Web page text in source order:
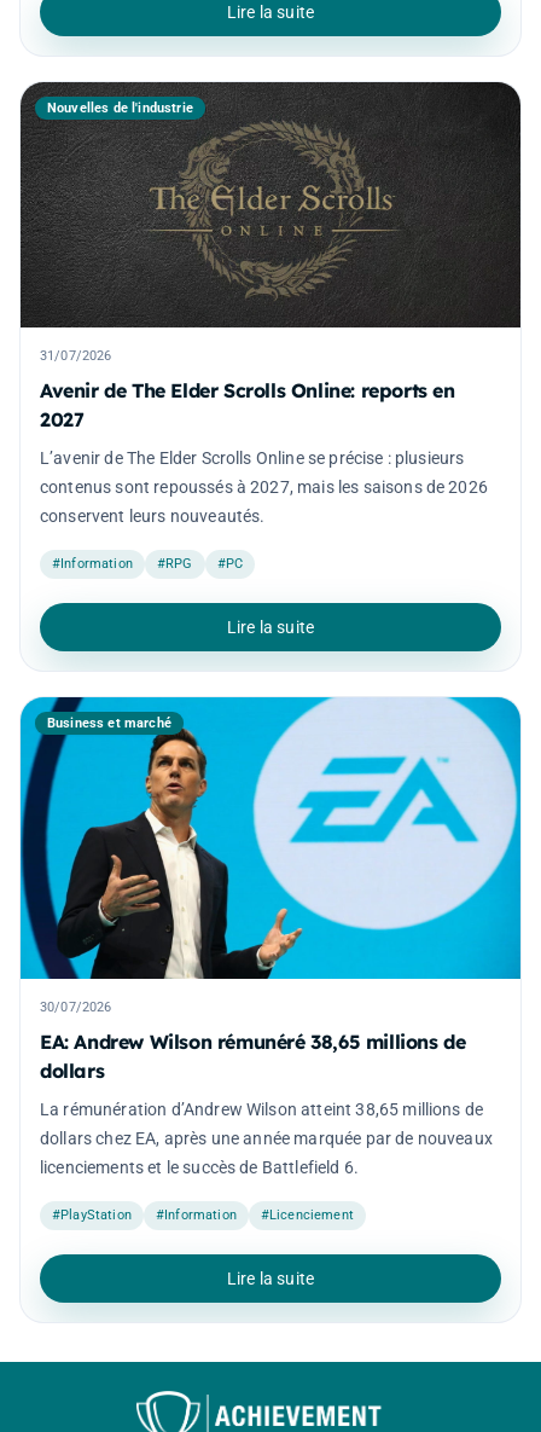
Lire la suite
Nouvelles de l'industrie
31/07/2026
Avenir de The Elder Scrolls Online: reports en
2027
L’avenir de The Elder Scrolls Online se précise : plusieurs
contenus sont repoussés à 2027, mais les saisons de 2026
conservent leurs nouveautés.
#Information #RPG #PC
Lire la suite
Business et marché
30/07/2026
EA: Andrew Wilson rémunéré 38,65 millions de
dollars
La rémunération d’Andrew Wilson atteint 38,65 millions de
dollars chez EA, après une année marquée par de nouveaux
licenciements et le succès de Battlefield 6.
#PlayStation #Information #Licenciement
Lire la suite